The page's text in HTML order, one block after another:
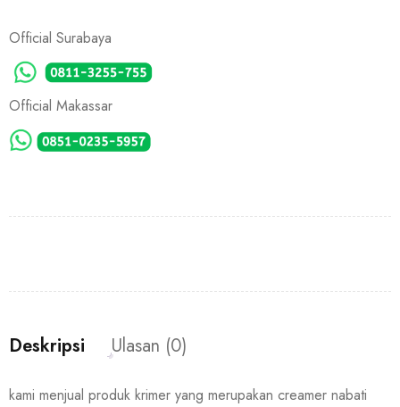
Official Surabaya
Official Makassar
Deskripsi Ulasan (0)
kami menjual produk krimer yang merupakan creamer nabati